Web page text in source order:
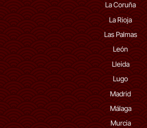
La Coruña
La Rioja
Las Palmas
León
Lleida
Lugo
Madrid
Málaga
Murcia